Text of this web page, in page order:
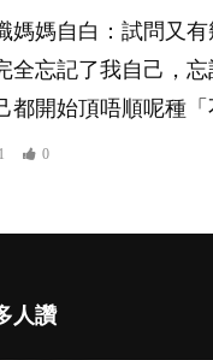
媽媽自白：試問又
全忘記了我自己，
都開始頂唔順呢種
0
人讚